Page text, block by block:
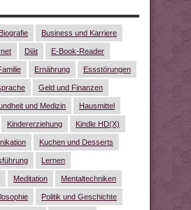
Biografie Business und Karriere
Diät E-Book-Reader
Ernährung Essstörungen
Geld und Finanzen
und Medizin Hausmittel
Kindererziehung Kindle HD(X)
Kuchen und Desserts
Lernen
Meditation Mentaltechniken
Politik und Geschichte